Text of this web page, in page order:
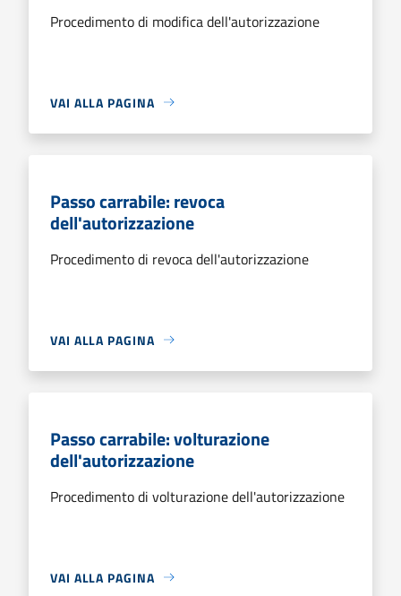
Procedimento di modifica dell'autorizzazione
VAI ALLA PAGINA
Passo carrabile: revoca
dell'autorizzazione
Procedimento di revoca dell'autorizzazione
VAI ALLA PAGINA
Passo carrabile: volturazione
dell'autorizzazione
Procedimento di volturazione dell'autorizzazione
VAI ALLA PAGINA